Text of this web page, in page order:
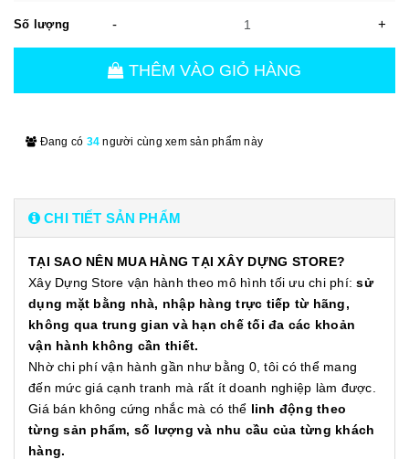
Số lượng - +
THÊM VÀO GIỎ HÀNG
Đang có 34 người cùng xem sản phẩm này
CHI TIẾT SẢN PHẨM
TẠI SAO NÊN MUA HÀNG TẠI XÂY DỰNG STORE?
Xây Dựng Store vận hành theo mô hình tối ưu chi phí:sử
dụng mặt bằng nhà, nhập hàng trực tiếp từ hãng,
không qua trung gian và hạn chế tối đa các khoản
vận hành không cần thiết.
Nhờ chi phí vận hành gần như bằng 0, tôi có thể mang
đến mức giá cạnh tranh mà rất ít doanh nghiệp làm được.
Giá bán không cứng nhắc mà có thể linh động theo
từng sản phẩm, số lượng và nhu cầu của từng khách
hàng.